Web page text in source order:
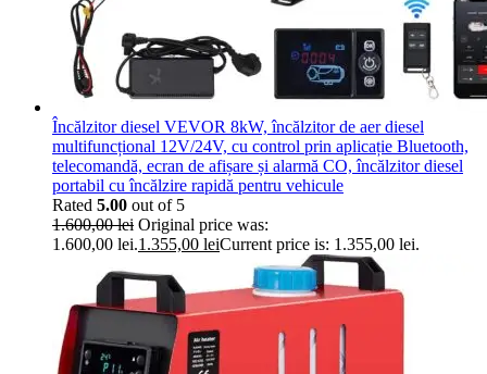
Încălzitor diesel VEVOR 8kW, încălzitor de aer diesel
multifuncțional 12V/24V, cu control prin aplicație Bluetooth,
telecomandă, ecran de afișare și alarmă CO, încălzitor diesel
portabil cu încălzire rapidă pentru vehicule
Rated 5.00 out of 5
1.600,00lei Original price was:
1.600,00 lei.1.355,00 leiCurrent price is: 1.355,00 lei.